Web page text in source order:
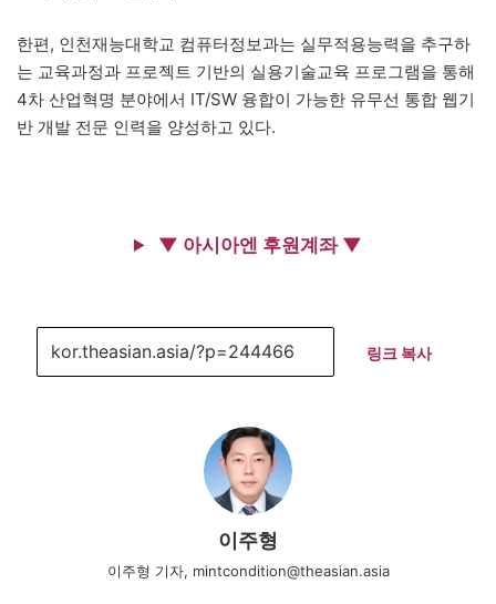
한편, 인천재능대학교 컴퓨터정보과는 실무적용능력을 추구하
는 교육과정과 프로젝트 기반의 실용기술교육 프로그램을 통해
4차 산업혁명 분야에서 IT/SW 융합이 가능한 유무선 통합 웹기
반 개발 전문 인력을 양성하고 있다.
▼ 아시아엔 후원계좌 ▼
링크 복사
이주형
이주형 기자, mintcondition@theasian.asia